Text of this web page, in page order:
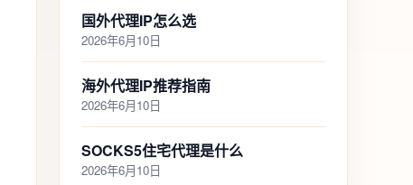
国外代理IP怎么选
2026年6月10日
海外代理IP推荐指南
2026年6月10日
SOCKS5住宅代理是什么
2026年6月10日